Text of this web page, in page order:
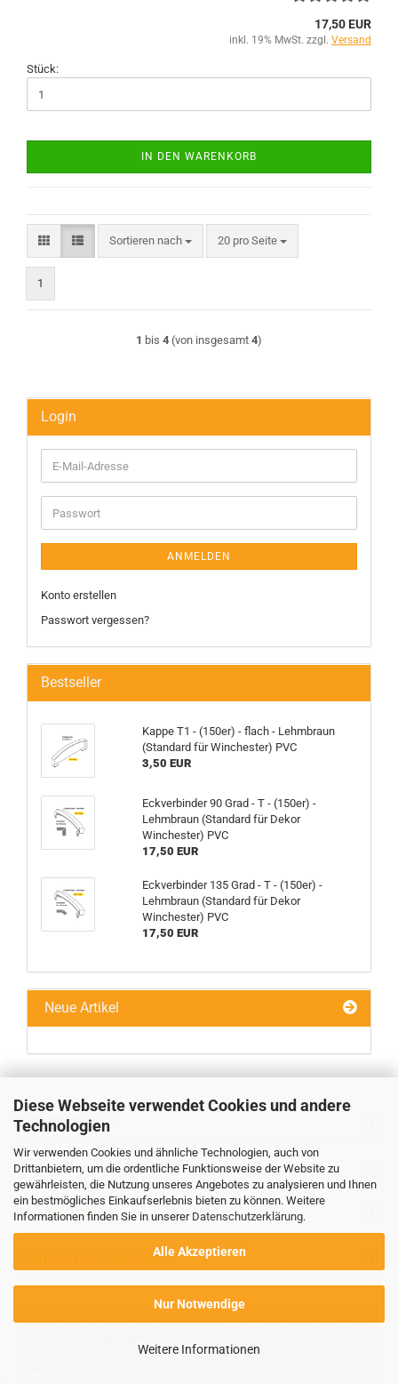
Diese Webseite verwendet Cookies und andere
Technologien
Wir verwenden Cookies und ähnliche Technologien, auch von
Drittanbietern, um die ordentliche Funktionsweise der Website zu
gewährleisten, die Nutzung unseres Angebotes zu analysieren und Ihnen
ein bestmögliches Einkaufserlebnis bieten zu können. Weitere
Informationen finden Sie in unserer Datenschutzerklärung.
Alle Akzeptieren
Nur Notwendige
Weitere Informationen
17,50 EUR
inkl. 19% MwSt. zzgl. Versand
Stück:
IN DEN WARENKORB
Sortieren nach
Sortieren nach 20 pro Seite
pro Seite
1
1 bis 4 (von insgesamt 4)
Login
E-
Mail-
Adresse
Passwort
ANMELDEN
Konto erstellen
Passwort vergessen?
Bestseller
Kappe T1 - (150er) - flach - Lehmbraun
(Standard für Winchester) PVC
3,50 EUR
Eckverbinder 90 Grad - T - (150er) -
Lehmbraun (Standard für Dekor
Winchester) PVC
17,50 EUR
Eckverbinder 135 Grad - T - (150er) -
Lehmbraun (Standard für Dekor
Winchester) PVC
17,50 EUR
Neue Artikel
Informationen
Ihr Konto
Kontaktdaten
Zahlung und Versand
Alle Preise verstehen sich inklusive der gesetzlichen Mehrwertsteuer,
mit Gambio.de © 2026 Gambio Templates bei